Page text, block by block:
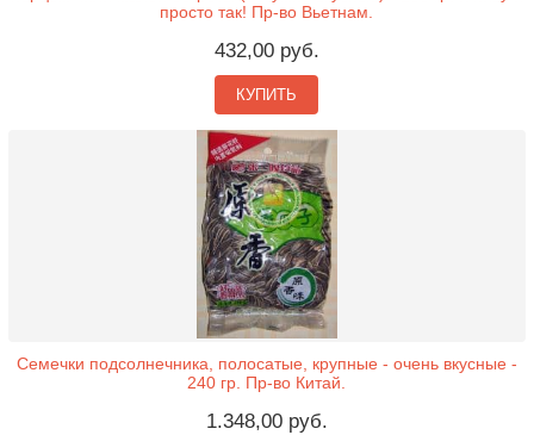
просто так! Пр-во Вьетнам.
432,00 руб.
КУПИТЬ
Семечки подсолнечника, полосатые, крупные - очень вкусные -
240 гр. Пр-во Китай.
1.348,00 руб.